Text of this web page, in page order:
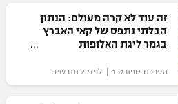
זה עוד לא קרה מעולם: הנתון
הבלתי נתפס של קאי האברץ
בגמר ליגת האלופות
מערכת ספורט 1 | לפני 2 חודשים